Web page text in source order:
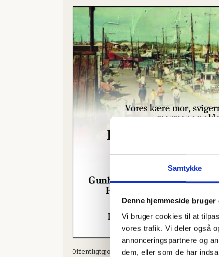
Samtykke
Denne hjemmeside bruger
Vi bruger cookies til at
vores trafik. Vi deler også
annonceringspartnere og
dem, eller som de har
Offentligtgjort i Dødsannonce til mindeside d.